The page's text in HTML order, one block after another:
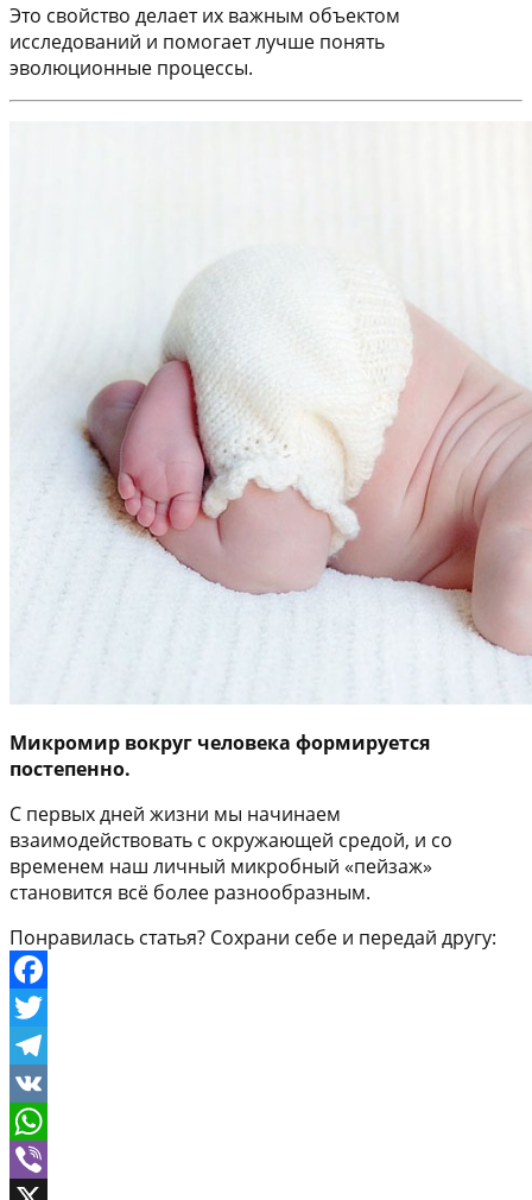
Это свойство делает их важным объектом
исследований и помогает лучше понять
эволюционные процессы.
Микромир вокруг человека формируется
постепенно.
С первых дней жизни мы начинаем
взаимодействовать с окружающей средой, и со
временем наш личный микробный «пейзаж»
становится всё более разнообразным.
Понравилась статья? Сохрани себе и передай другу:
Facebook
Twitter
Telegram
VK
WhatsApp